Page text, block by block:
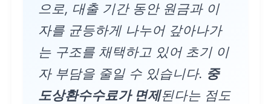
으로, 대출 기간 동안 원금과 이
자를 균등하게 나누어 갚아나가
는 구조를 채택하고 있어 초기 이
자 부담을 줄일 수 있습니다. 중
도상환수수료가 면제된다는 점도